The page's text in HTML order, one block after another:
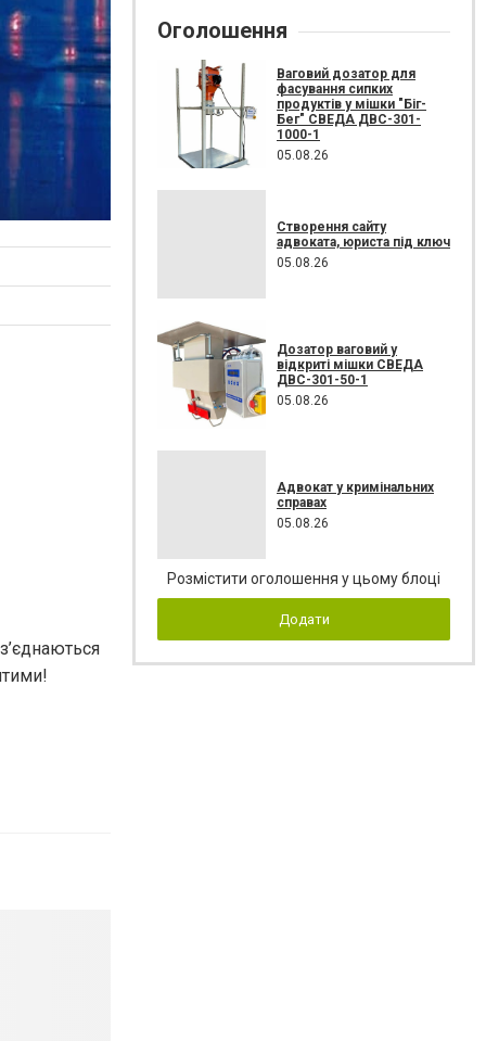
Оголошення
Ваговий дозатор для
фасування сипких
продуктів у мішки "Біг-
Бег" СВЕДА ДВС-301-
1000-1
05.08.26
Створення сайту
адвоката, юриста під ключ
05.08.26
Дозатор ваговий у
відкриті мішки СВЕДА
ДВС-301-50-1
05.08.26
Адвокат у кримінальних
справах
05.08.26
Розмістити оголошення у цьому блоці
Додати